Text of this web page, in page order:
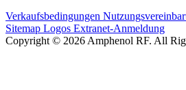
Verkaufsbedingungen
Sitemap Logos Extranet-Anmeldung
Copyright © 2026 Amphenol RF. All